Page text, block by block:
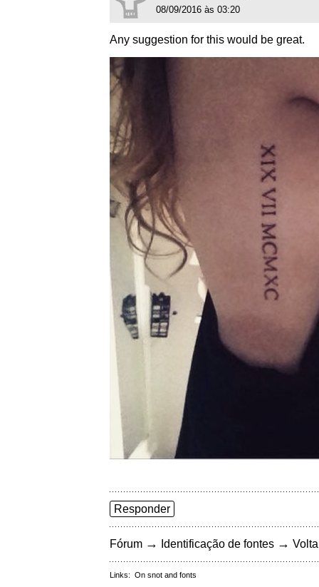
08/09/2016 às 03:20
Any suggestion for this would be great.
Responder
Fórum → Identificação de fontes →
Links: On snot and fonts